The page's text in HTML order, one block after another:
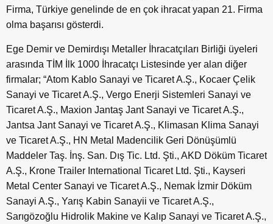
Firma, Türkiye genelinde de en çok ihracat yapan 21. Firma
olma başarısı gösterdi.
Ege Demir ve Demirdışı Metaller İhracatçıları Birliği üyeleri
arasında TİM İlk 1000 İhracatçı Listesinde yer alan diğer
firmalar; “Atom Kablo Sanayi ve Ticaret A.Ş., Kocaer Çelik
Sanayi ve Ticaret A.Ş., Vergo Enerji Sistemleri Sanayi ve
Ticaret A.Ş., Maxion Jantaş Jant Sanayi ve Ticaret A.Ş.,
Jantsa Jant Sanayi ve Ticaret A.Ş., Klimasan Klima Sanayi
ve Ticaret A.Ş., HN Metal Madencilik Geri Dönüşümlü
Maddeler Taş. İnş. San. Dış Tic. Ltd. Şti., AKD Döküm Ticaret
A.Ş., Krone Trailer International Ticaret Ltd. Şti., Kayseri
Metal Center Sanayi ve Ticaret A.Ş., Nemak İzmir Döküm
Sanayi A.Ş., Yarış Kabin Sanayii ve Ticaret A.Ş.,
Sarıgözoğlu Hidrolik Makine ve Kalıp Sanayi ve Ticaret A.Ş.,